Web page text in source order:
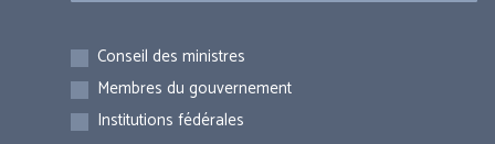
Inscriptions
Conseil des ministres
Membres du gouvernement
Institutions fédérales